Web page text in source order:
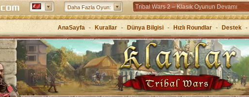
Daha Fazla Oyun: Tribal Wars 2 – Klasik Oyunun Devamı
Forge of Empires – Stratejiyle çağları atla
Grepolis – Antik Yunan’da krallığını kur
AnaSayfa - Kurallar - Dünya Bilgisi - Hızlı Roundlar - Destek -